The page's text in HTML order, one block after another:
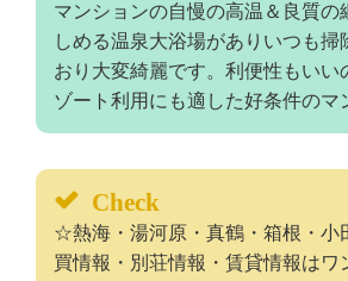
マンションの自慢の高温＆良質の
しめる温泉大浴場がありいつも掃
おり大変綺麗です。利便性もいい
ゾート利用にも適した好条件のマ
Check
☆熱海・湯河原・真鶴・箱根・小
買情報・別荘情報・賃貸情報は